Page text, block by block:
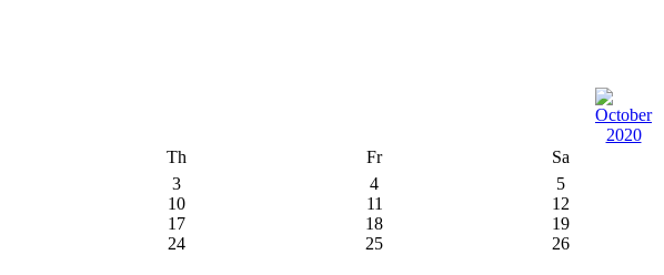
Th Fr
Sa
3 4
5
10 11
12
17 18
19
24 25
26